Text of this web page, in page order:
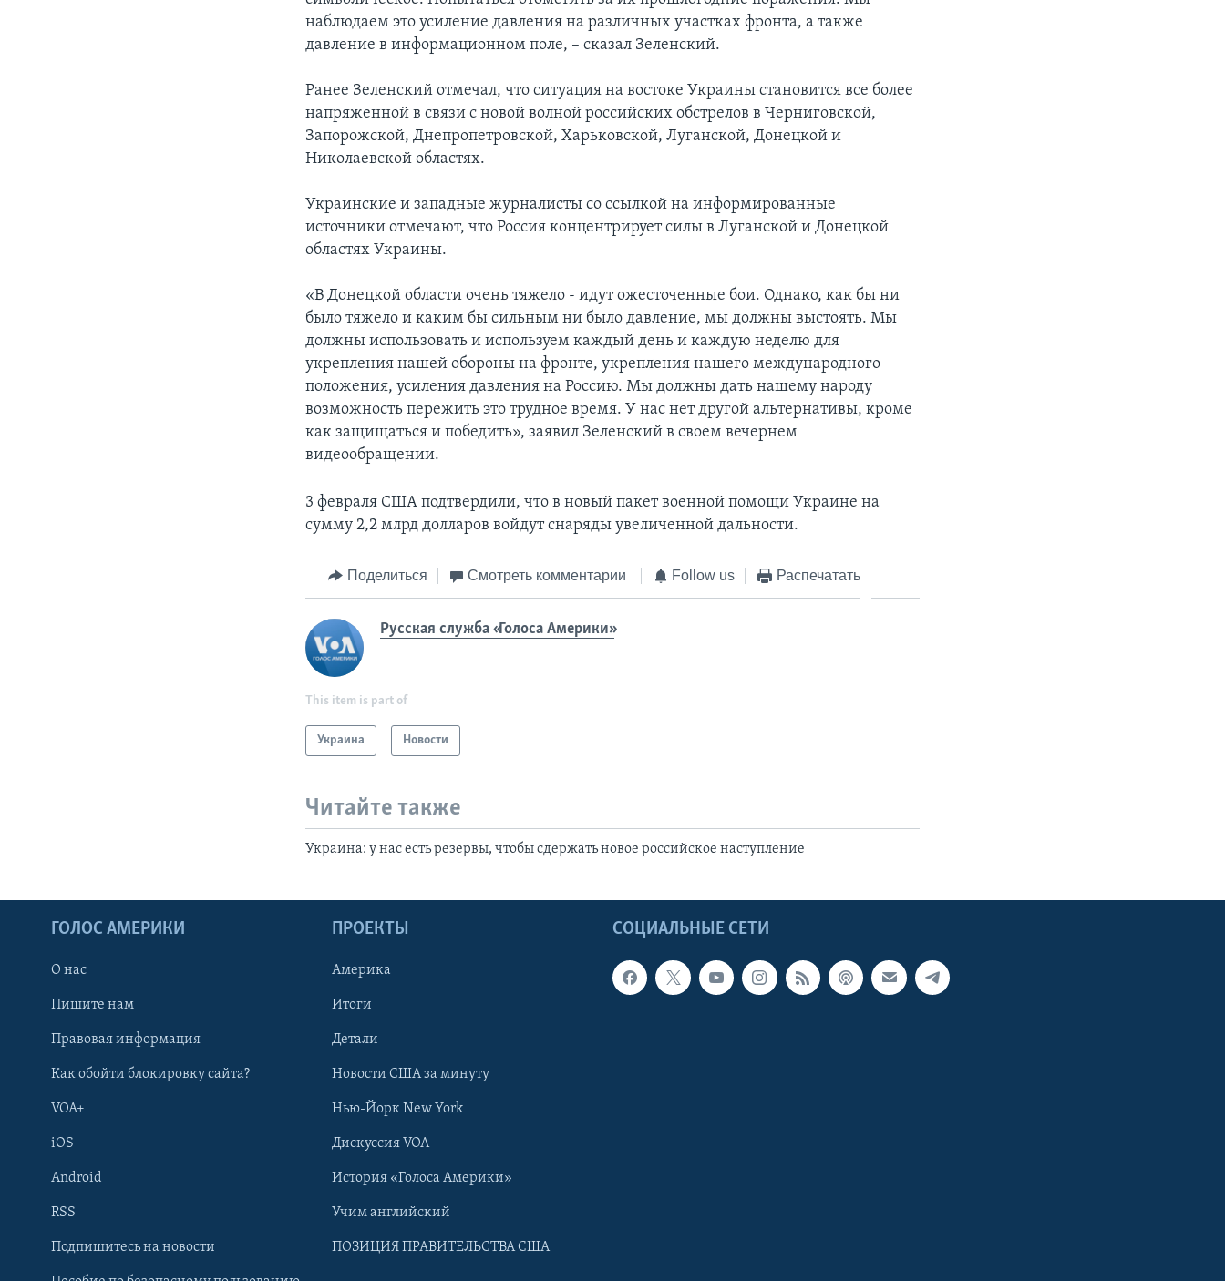
Learning English
наблюдаем это усиление давления на различных участках фронта, а также
давление в информационном поле, – сказал Зеленский.
Ранее Зеленский отмечал, что ситуация на востоке Украины становится все более
напряженной в связи с новой волной российских обстрелов в Черниговской,
Запорожской, Днепропетровской, Харьковской, Луганской, Донецкой и
Николаевской областях.
Украинские и западные журналисты со ссылкой на информированные
источники отмечают, что Россия концентрирует силы в Луганской и Донецкой
областях Украины.
«В Донецкой области очень тяжело - идут ожесточенные бои. Однако, как бы ни
было тяжело и каким бы сильным ни было давление, мы должны выстоять. Мы
должны использовать и используем каждый день и каждую неделю для
укрепления нашей обороны на фронте, укрепления нашего международного
положения, усиления давления на Россию. Мы должны дать нашему народу
возможность пережить это трудное время. У нас нет другой альтернативы, кроме
как защищаться и победить», заявил Зеленский в своем вечернем
видеообращении.
3 февраля США подтвердили, что в новый пакет военной помощи Украине на
сумму 2,2 млрд долларов войдут снаряды увеличенной дальности.
Поделиться Смотреть комментарии Follow us Распечатать
Русская служба «Голоса Америки»
This item is part of
Украина Новости
Читайте также
Украина: у нас есть резервы, чтобы сдержать новое российское наступление
СОЦИАЛЬНЫЕ СЕТИ
ГОЛОС АМЕРИКИ
О нас
Пишите нам
Правовая информация
Как обойти блокировку сайта?
VOA+
iOS
Android
RSS
Подпишитесь на новости
ПРОЕКТЫ
Америка
Итоги
Детали
Новости США за минуту
Нью-Йорк New York
Дискуссия VOA
История «Голоса Америки»
Учим английский
ПОЗИЦИЯ ПРАВИТЕЛЬСТВА США